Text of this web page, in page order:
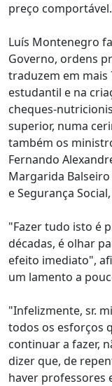
preço comportável.
Luís Montenegro
Governo, ordens
traduzem em mais
estudantil e na
cheques-
superior, numa
também os
Fernando
Margarida
e Segurança
"Fazer tudo isto é
décadas, é olhar
efeito imediato",
um lamento a
"Infelizmente, sr.
todos os esforços
continuar a fazer,
dizer que, de
haver professores